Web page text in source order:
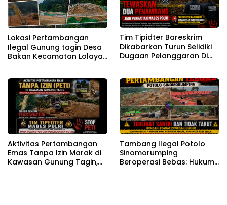
Lokasi Pertambangan
Ilegal Gunung tagin Desa
Bakan Kecamatan Lolayan
perkebunan Lolotut
Target Bareskrim TIPEDTER
MABES POLRI
Tim Tipidter Bareskrim
Dikabarkan Turun Selidiki
Dugaan Pelanggaran Di
Dua Orang Penambang
Aktivitas Pertambangan
Emas Tanpa Izin Marak di
Kawasan Gunung Tagin,
Tambang Ilegal Potolo
Sinomorumping
Beroperasi Bebas: Hukum